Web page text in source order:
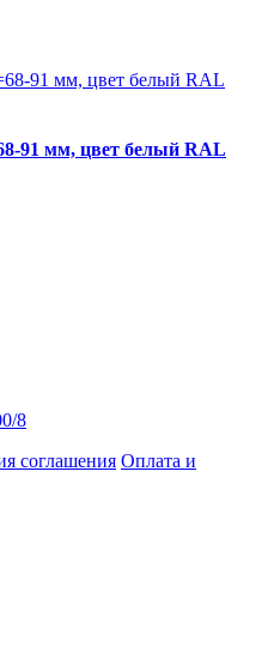
91 мм, цвет белый RAL
8
соглашения Оплата и